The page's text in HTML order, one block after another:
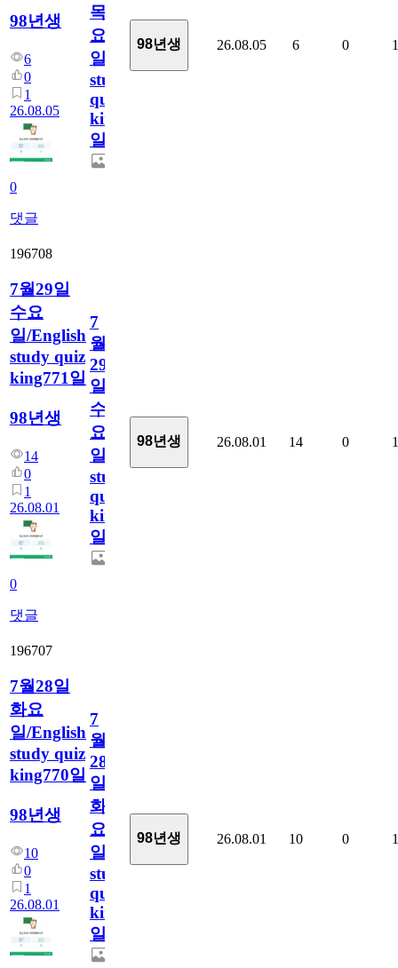
98년생
6
0
1
26.08.05
0
댓글
목
요
일/English
study
quiz
king772
일
98년생 26.08.05 6 0 1
196708
7월29일
수요
일/English
study quiz
king771일
98년생
14
0
1
26.08.01
0
댓글
7
월
29
일
수
요
일/English
study
quiz
king771
일
98년생 26.08.01 14 0 1
196707
7월28일
화요
일/English
study quiz
king770일
98년생
10
0
1
26.08.01
7
월
28
일
화
요
일/English
study
quiz
king770
일
98년생 26.08.01 10 0 1